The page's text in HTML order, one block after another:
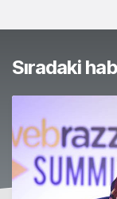
Sıradaki